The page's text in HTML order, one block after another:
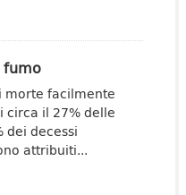
fumo
morte facilmente
circa il 27% delle
dei decessi
attribuiti...